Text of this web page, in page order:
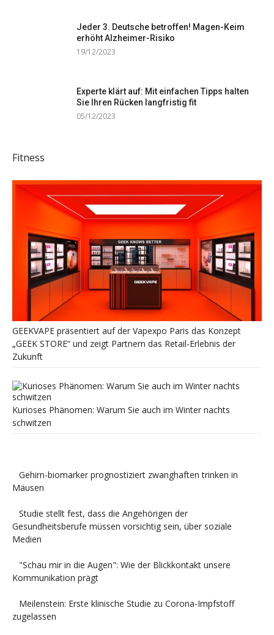
Jeder 3. Deutsche betroffen! Magen-Keim
erhöht Alzheimer-Risiko
19/12/2023
Experte klärt auf: Mit einfachen Tipps halten
Sie Ihren Rücken langfristig fit
05/12/2023
Fitness
GEEKVAPE präsentiert auf der Vapexpo Paris das Konzept
„GEEK STORE“ und zeigt Partnern das Retail-Erlebnis der
Zukunft
Kurioses Phänomen: Warum Sie auch im Winter nachts
schwitzen
Gehirn-biomarker prognostiziert zwanghaften trinken in
Mäusen
Studie stellt fest, dass die Angehörigen der
Gesundheitsberufe müssen vorsichtig sein, über soziale
Medien
"Schau mir in die Augen": Wie der Blickkontakt unsere
Kommunikation prägt
Meilenstein: Erste klinische Studie zu Corona-Impfstoff
zugelassen